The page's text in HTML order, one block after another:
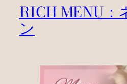
RICH MENU：
ン